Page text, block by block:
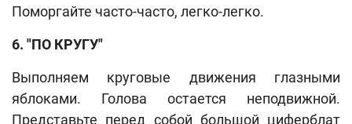
Поморгайте часто-часто, легко-легко.
6. "ПО КРУГУ"
Выполняем круговые движения глазными
яблоками. Голова остается неподвижной.
Представьте перед собой большой циферблат